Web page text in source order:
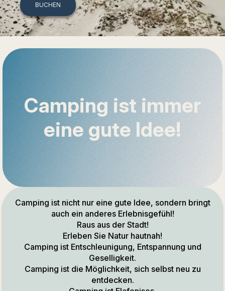
BUCHEN
Camping ist immer
eine gute Idee!
Camping ist nicht nur eine gute Idee, sondern bringt
auch ein anderes Erlebnisgefühl!
Raus aus der Stadt!
Erleben Sie Natur hautnah!
Camping ist Entschleunigung, Entspannung und
Geselligkeit.
Camping ist die Möglichkeit, sich selbst neu zu
entdecken.